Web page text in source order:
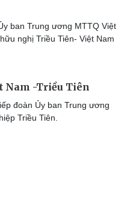
ban Trung ương MTTQ Việt
nghị Triều Tiên- Việt Nam
Nam -Triều Tiên
đoàn Ủy ban Trung ương
Triều Tiên.